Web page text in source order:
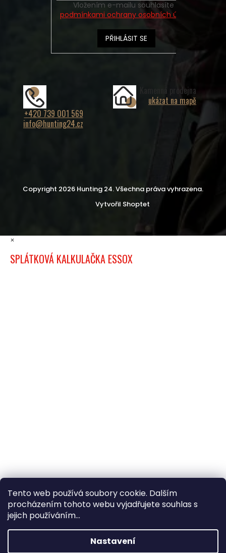
Tento web používá soubory cookie. Dalším
procházením tohoto webu vyjadřujete souhlas s
jejich používáním...
Nastavení
podmínkami ochrany osobních údajů
PŘIHLÁSIT SE
+420 739 001 569
info@hunting24.cz
Kamenná prodejna
ukázat na mapě
Vytvořil Shoptet
Copyright 2026 Hunting 24. Všechna práva vyhrazena.
×
SPLÁTKOVÁ KALKULAČKA ESSOX
×
Hledáte nejvýhodnější cenu? Získáte jí
pomocíregistrace